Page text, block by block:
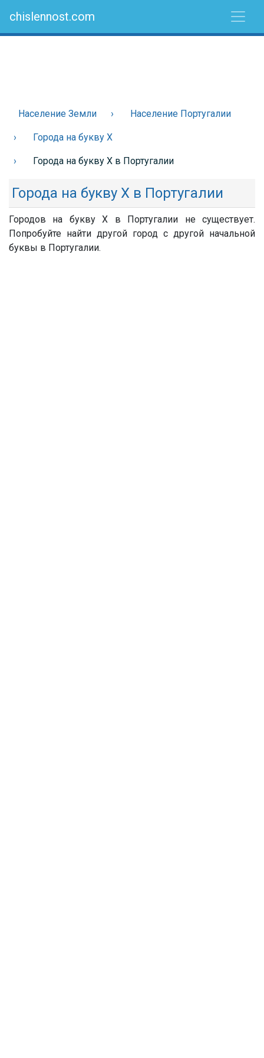
chislennost.com
Население Земли Население Португалии
Города на букву Х
Города на букву Х в Португалии
Города на букву Х в Португалии
Городов на букву Х в Португалии не существует.
Попробуйте найти другой город с другой начальной
буквы в Португалии.